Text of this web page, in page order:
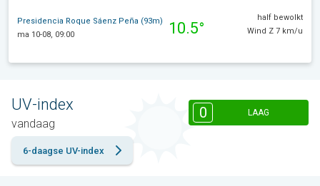
Presidencia Roque Sáenz Peña (93m)
ma 10-08, 09:00
10.5°
half bewolkt
Wind Z 7 km/u
UV-index
vandaag
0 LAAG
6-daagse UV-index